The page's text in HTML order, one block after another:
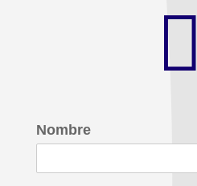

Nombre